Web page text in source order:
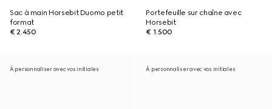
Sac à main Horsebit Duomo petit
format
€ 2.450
Portefeuille sur chaîne avec
Horsebit
€ 1.500
À personnaliser avec vos initiales À personnaliser avec vos initiales